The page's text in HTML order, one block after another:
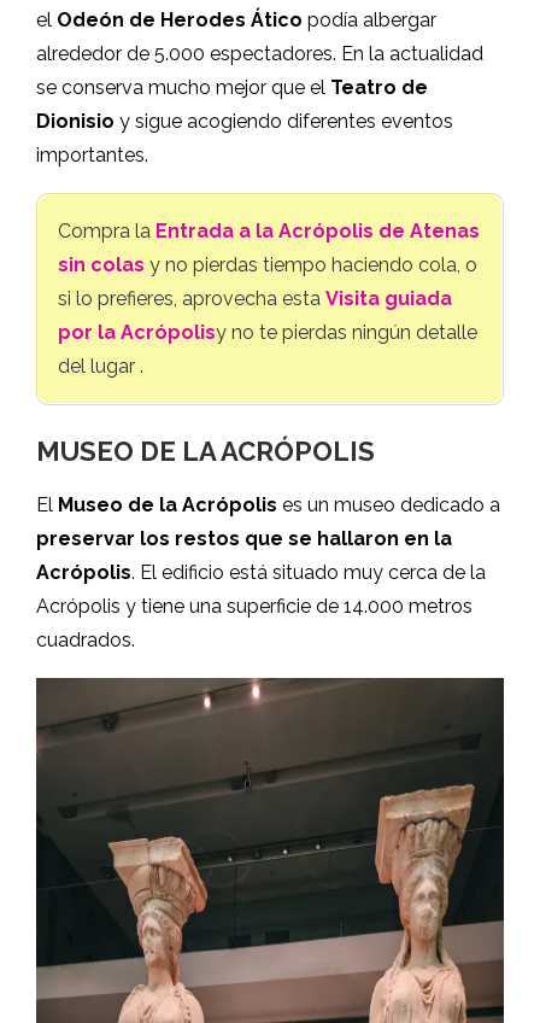
el Odeón de Herodes Ático podía albergar
alrededor de 5.000 espectadores. En la actualidad
se conserva mucho mejor que el Teatro de
Dionisio y sigue acogiendo diferentes eventos
importantes.
Compra la Entrada a la Acrópolis de Atenas
sin colas y no pierdas tiempo haciendo cola, o
si lo prefieres, aprovecha esta Visita guiada
por la Acrópolisy no te pierdas ningún detalle
del lugar .
MUSEO DE LA ACRÓPOLIS
El Museo de la Acrópolis es un museo dedicado a
preservar los restos que se hallaron en la
Acrópolis. El edificio está situado muy cerca de la
Acrópolis y tiene una superficie de 14.000 metros
cuadrados.